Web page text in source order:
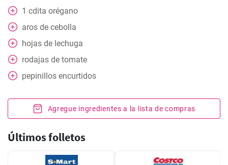
1 cdita orégano
aros de cebolla
hojas de lechuga
rodajas de tomate
pepinillos encurtidos
Agregue ingredientes a la lista de compras
Últimos folletos